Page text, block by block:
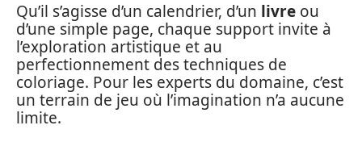
Qu’il s’agisse d’un calendrier, d’un livre ou
d’une simple page, chaque support invite à
l’exploration artistique et au
perfectionnement des techniques de
coloriage. Pour les experts du domaine, c’est
un terrain de jeu où l’imagination n’a aucune
limite.